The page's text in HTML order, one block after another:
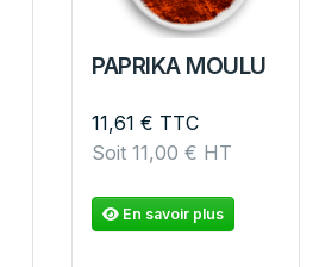
PAPRIKA MOULU
11,61 € TTC
Soit 11,00 € HT
En savoir plus